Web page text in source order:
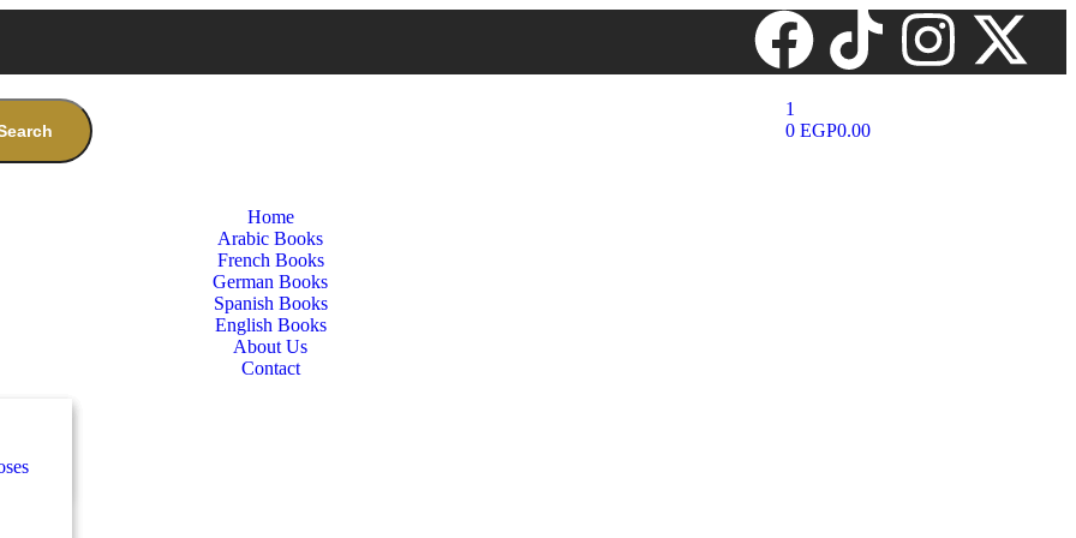
1
0 EGP0.00
Home
Arabic Books
French Books
German Books
Spanish Books
English Books
About Us
Contact